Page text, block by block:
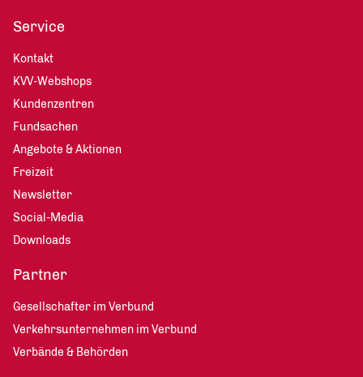
Service
Kontakt
KVV-Webshops
Kundenzentren
Fundsachen
Angebote & Aktionen
Freizeit
Newsletter
Social-Media
Downloads
Partner
Gesellschafter im Verbund
Verkehrsunternehmen im Verbund
Verbände & Behörden